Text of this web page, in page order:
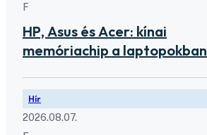
F
HP, Asus és Acer: kínai
memóriachip a laptopokban
Hír
2026.08.07.